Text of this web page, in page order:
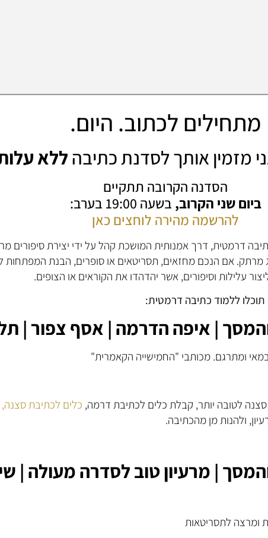
מתחילים לכתוב. היום.
מזמין אותך לסדנת כתיבהללא
הסדנה הקרובה תתקיים
ביום שני הקרוב, בשעה 19:00 בערב:
להרשמה מהירה לוחצים כאן
דרמטית, דרך אמנותית המושכת קהל על ידי יצירת סיפורים
מרתק. אם הנכם מחזאים, תסריטאים או סופרים, הבנת המפתחות
עלילות וסיפורים, אשר יהדהדו את הקוראים או הצופים.
ללמוד כתיבה דרמטית:
| איפה הדרמה | אסף צפור |
ומתרגם. מכותבי "החמישייה הקאמרית"
לטובה יותר, קבלת כלים לכתיבת דרמה, כלים לכתיבת סצנה,
ולהנות מן מהכתיבה.
| מרעיון טוב לסדרה מעולה |
ומרצה לתסריטאות